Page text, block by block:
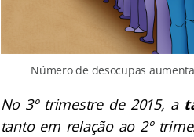
Número de desocupas
No 3º trimestre de 2015, a
tanto em relação ao 2º